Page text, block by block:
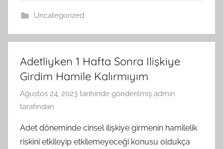
Uncategorized
Adetliyken 1 Hafta Sonra Ilişkiye
Girdim Hamile Kalırmıyım
Ağustos 24, 2023 tarihinde gönderilmiş admin
tarafından
Adet döneminde cinsel ilişkiye girmenin hamilelik
riskini etkileyip etkilemeyeceği konusu oldukça